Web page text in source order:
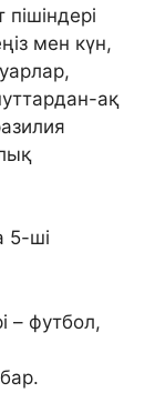
мен күн,
ақ
5-ші
– футбол,